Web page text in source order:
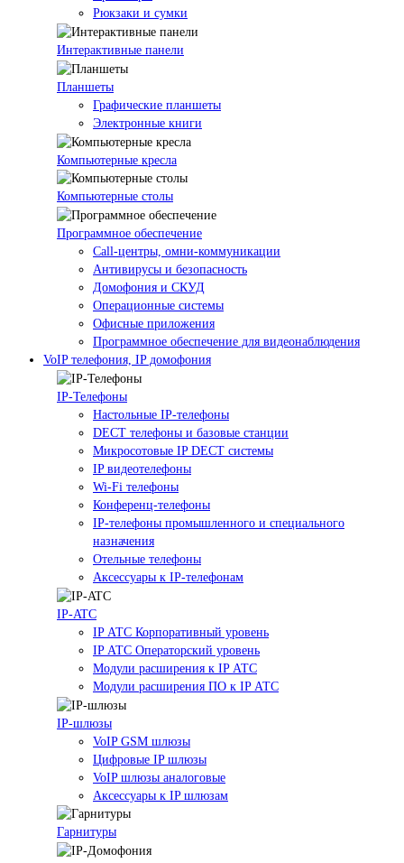
Рюкзаки и сумки
Интерактивные панели
Планшеты
Графические планшеты
Электронные книги
Компьютерные кресла
Компьютерные столы
Программное обеспечение
Call-центры, омни-коммуникации
Антивирусы и безопасность
Домофония и СКУД
Операционные системы
Офисные приложения
Программное обеспечение для видеонаблюдения
VoIP телефония, IP домофония
IP-Телефоны
Настольные IP-телефоны
DECT телефоны и базовые станции
Микросотовые IP DECT системы
IP видеотелефоны
Wi-Fi телефоны
Конференц-телефоны
IP-телефоны промышленного и специального
назначения
Отельные телефоны
Аксессуары к IP-телефонам
IP-ATC
IP АТС Корпоративный уровень
IP АТС Операторский уровень
Модули расширения к IP АТС
Модули расширения ПО к IP АТС
IP-шлюзы
VoIP GSM шлюзы
Цифровые IP шлюзы
VoIP шлюзы аналоговые
Аксессуары к IP шлюзам
Гарнитуры